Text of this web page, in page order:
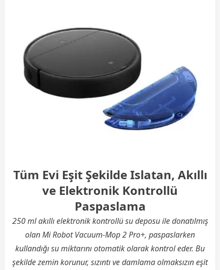
Tüm Evi Eşit Şekilde Islatan, Akıllı
ve Elektronik Kontrollü
Paspaslama
250 ml akıllı elektronik kontrollü su deposu ile donatılmış
olan Mi Robot Vacuum-Mop 2 Pro+, paspaslarken
kullandığı su miktarını otomatik olarak kontrol eder. Bu
şekilde zemin korunur, sızıntı ve damlama olmaksızın eşit